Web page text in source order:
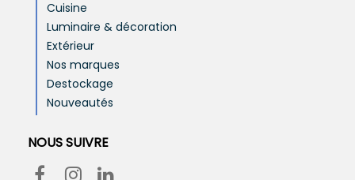
Cuisine
Luminaire & décoration
Extérieur
Nos marques
Destockage
Nouveautés
NOUS SUIVRE